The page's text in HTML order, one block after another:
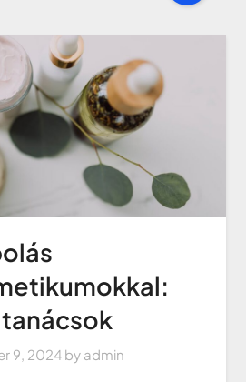
9, 2024 by admin